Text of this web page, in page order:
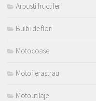
Arbusti fructiferi
Bulbi de flori
Motocoase
Motofierastrau
Motoutilaje